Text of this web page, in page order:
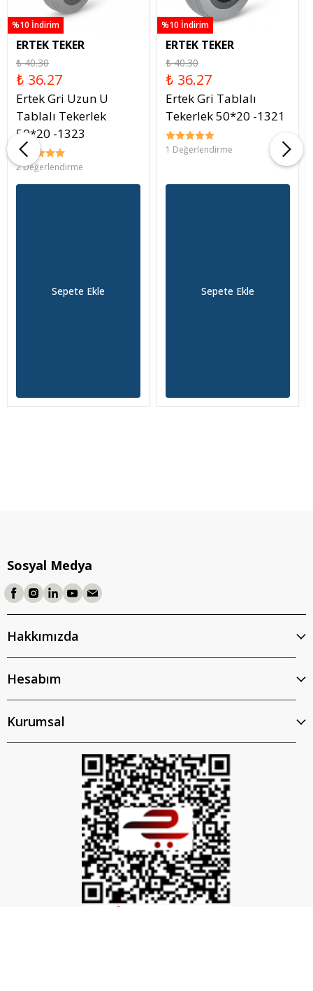
%10 İndirim
ERTEK TEKER
₺ 40.30
₺ 36.27
Ertek Gri Uzun U
Tablalı Tekerlek
50*20 -1323
2 Değerlendirme
Sepete Ekle
%10 İndirim
ERTEK TEKER
₺ 40.30
₺ 36.27
Ertek Gri Tablalı
Tekerlek 50*20 -1321
1 Değerlendirme
Sepete Ekle
Sosyal Medya
Hakkımızda
Hesabım
Kurumsal